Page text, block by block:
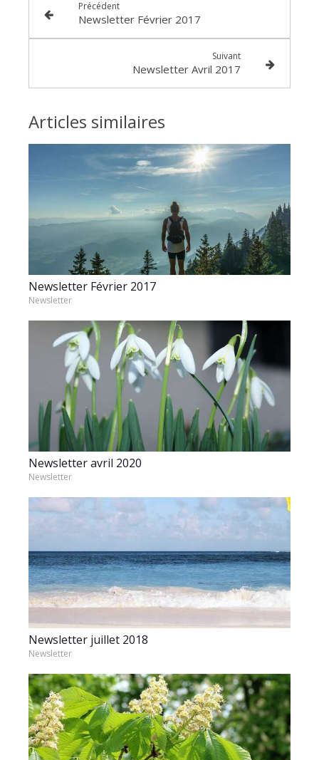
Précédent
Newsletter Février 2017
Suivant
Newsletter Avril 2017
Articles similaires
Newsletter Février 2017
Newsletter
Newsletter avril 2020
Newsletter
Newsletter juillet 2018
Newsletter